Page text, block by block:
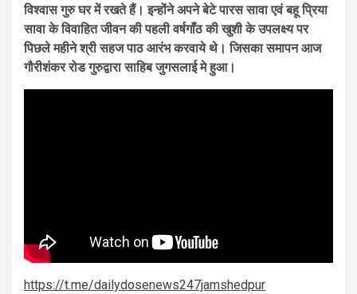
विश्वास गुरु घर में रखते हैं। इन्होंने अपने बेटे पारस सावा एवं बहू प्रिया
सावा के विवाहित जीवन की पहली वर्षगाँठ की खुशी के उपलक्ष्य पर
पिछले महीने श्री सहज पाठ आरंभ करवाये थे। जिसका समापन आज
गौरीशंकर रोड गुरुद्वारा साहिब जुगसलाई मे हुआ।
https://t.me/dailydosenews247jamshedpur